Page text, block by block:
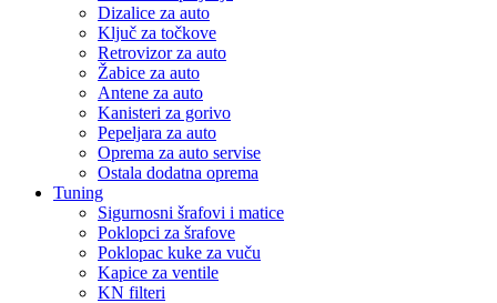
Dizalice za auto
Ključ za točkove
Retrovizor za auto
Žabice za auto
Antene za auto
Kanisteri za gorivo
Pepeljara za auto
Oprema za auto servise
Ostala dodatna oprema
Tuning
Sigurnosni šrafovi i matice
Poklopci za šrafove
Poklopac kuke za vuču
Kapice za ventile
KN filteri